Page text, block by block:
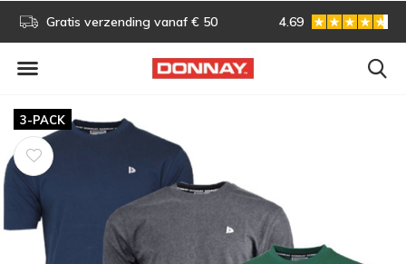
Gratis verzending vanaf € 50 Gratis omruilen
4.69
3-PACK